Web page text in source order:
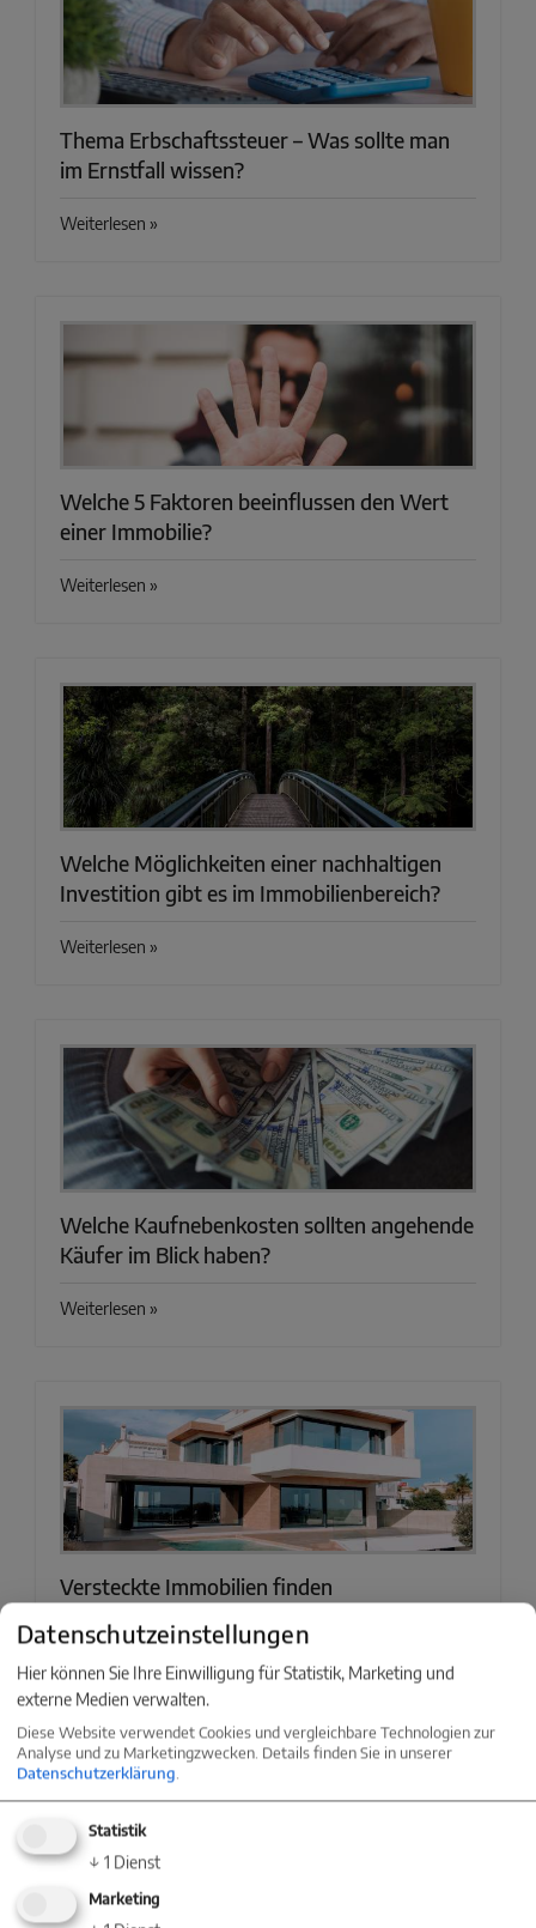
Thema Erbschaftssteuer – Was sollte man
im Ernstfall wissen?
Weiterlesen »
Welche 5 Faktoren beeinflussen den Wert
einer Immobilie?
Weiterlesen »
Welche Möglichkeiten einer nachhaltigen
Investition gibt es im Immobilienbereich?
Weiterlesen »
Welche Kaufnebenkosten sollten angehende
Käufer im Blick haben?
Weiterlesen »
Versteckte Immobilien finden
Weiterlesen »
Finanzielle Schwierigkeiten durch steigende
Datenschutzeinstellungen
Hier können Sie Ihre Einwilligung für Statistik, Marketing und
externe Medien verwalten.
Diese Website verwendet Cookies und vergleichbare Technologien zur
Analyse und zu Marketingzwecken. Details finden Sie in unserer
Datenschutzerklärung.
Statistik
↓ 1 Dienst
Marketing